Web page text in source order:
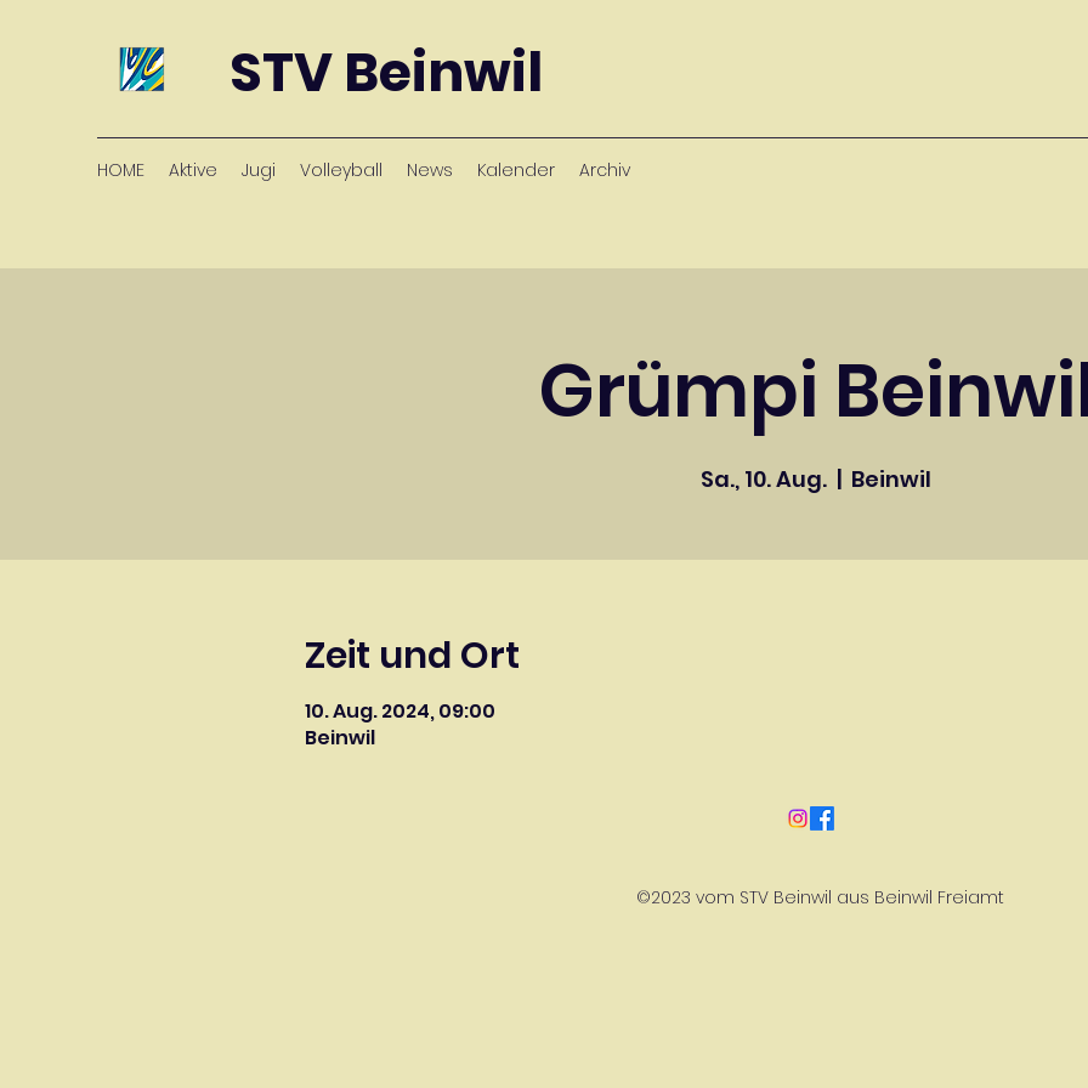
STV Beinwil
HOME Aktive Jugi Volleyball News Kalender Archiv
Grümpi
Sa., 10. Aug.
  |
Beinwil
Zeit und Ort
10. Aug. 2024, 09:00
Beinwil
©2023 vom STV Beinwil aus Beinwil Freiamt